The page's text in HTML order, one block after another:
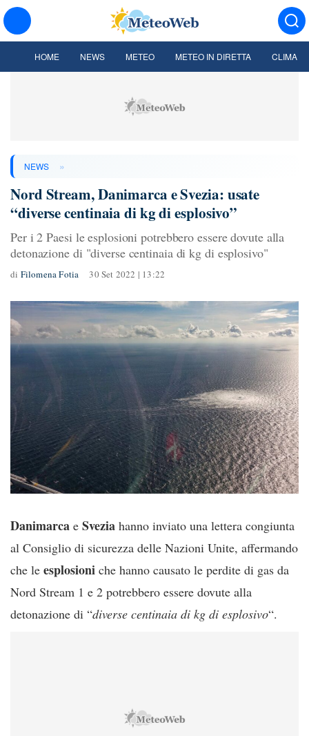
HOME NEWS METEO METEO IN DIRETTA CLIMA
NEWS »
Nord Stream, Danimarca e Svezia: usate
“diverse centinaia di kg di esplosivo”
Per i 2 Paesi le esplosioni potrebbero essere dovute alla
detonazione di "diverse centinaia di kg di esplosivo"
di Filomena Fotia 30 Set 2022 | 13:22
Danimarca e Svezia hanno inviato una lettera congiunta
al Consiglio di sicurezza delle Nazioni Unite, affermando
che le esplosioni che hanno causato le perdite di gas da
Nord Stream 1 e 2 potrebbero essere dovute alla
detonazione di “diverse centinaia di kg di esplosivo“.